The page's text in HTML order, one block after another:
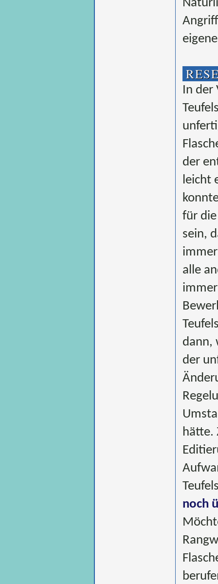
In der
der
leicht
für
sein,
alle
dann,
der
hätte.
noch